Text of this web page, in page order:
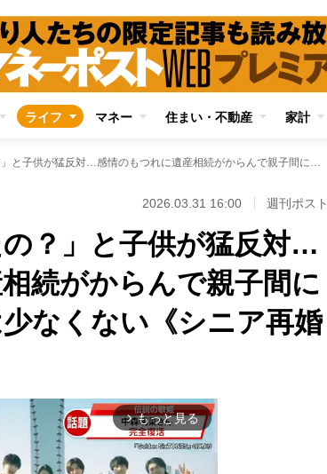
ライフ マネー 住まい・不動産 家計
「お母さんを忘れたの？」と子供が猛反対…感情のもつれに遺産相続がからんで親子間に溝が生じるケースは少なくない《シニア再婚の理想と現実》
2026.03.31 16:00 週刊ポスト
の？」と子供が猛反対…
続がからんで親子間に
なくない《シニア再婚
arrow_forward_ios もっと見る